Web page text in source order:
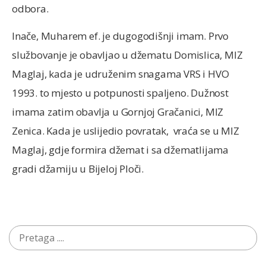
odbora.
Inače, Muharem ef. je dugogodišnji imam. Prvo
službovanje je obavljao u džematu Domislica, MIZ
Maglaj, kada je udruženim snagama VRS i HVO
1993. to mjesto u potpunosti spaljeno. Dužnost
imama zatim obavlja u Gornjoj Gračanici, MIZ
Zenica. Kada je uslijedio povratak, vraća se u MIZ
Maglaj, gdje formira džemat i sa džematlijama
gradi džamiju u Bijeloj Ploči.